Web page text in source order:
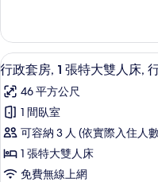
的
所
有
相
片
套
房,
多
張
床
的
詳
情
顯
示
行
政
套
房,
20
行政套房, 1 張特大雙人床,
46 平方公尺
1 間臥室
可容納 3 人 (依實際入住人
1 張特大雙人床
免費無線上網